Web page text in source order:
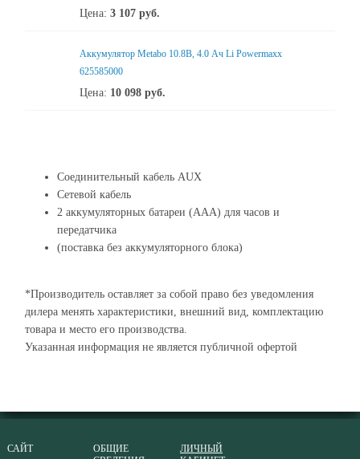
Цена: 3 107 руб.
Аккумулятор Metabo 10.8В, 4.0 Ач Li Powermaxx
625585000
Цена: 10 098 руб.
Соединительный кабель AUX
Сетевой кабель
2 аккумуляторных батареи (AAA) для часов и
передатчика
(поставка без аккумуляторного блока)
*Производитель оставляет за собой право без уведомления
дилера менять характеристики, внешний вид, комплектацию
товара и место его производства.
Указанная информация не является публичной офертой
САЙТ
ОБЩИЕ
ЛИЧНЫЙ